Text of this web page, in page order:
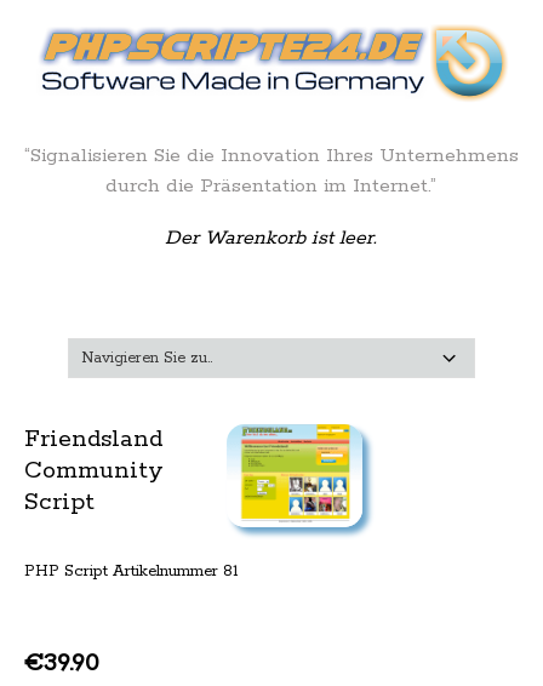
“Signalisieren Sie die Innovation Ihres Unternehmens
durch die Präsentation im Internet.”
Der Warenkorb ist leer.
Friendsland
Community
Script
PHP Script Artikelnummer 81
€39.90